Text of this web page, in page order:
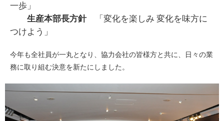
一歩」
生産本部長方針
「変化を楽しみ 変化を味方に
つけよう」
今年も全社員が一丸となり、協力会社の皆様方と共に、日々の業
務に取り組む決意を新たにしました。